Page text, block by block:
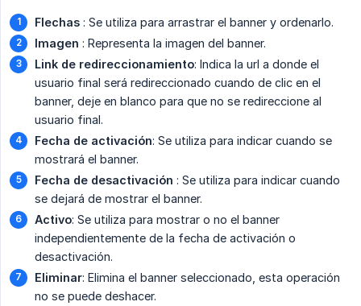
Flechas : Se utiliza para arrastrar el banner y ordenarlo.
Imagen : Representa la imagen del banner.
Link de redireccionamiento: Indica la url a donde el
usuario final será redireccionado cuando de clic en el
banner, deje en blanco para que no se redireccione al
usuario final.
Fecha de activación: Se utiliza para indicar cuando se
mostrará el banner.
Fecha de desactivación : Se utiliza para indicar cuando
se dejará de mostrar el banner.
Activo: Se utiliza para mostrar o no el banner
independientemente de la fecha de activación o
desactivación.
Eliminar: Elimina el banner seleccionado, esta operación
no se puede deshacer.